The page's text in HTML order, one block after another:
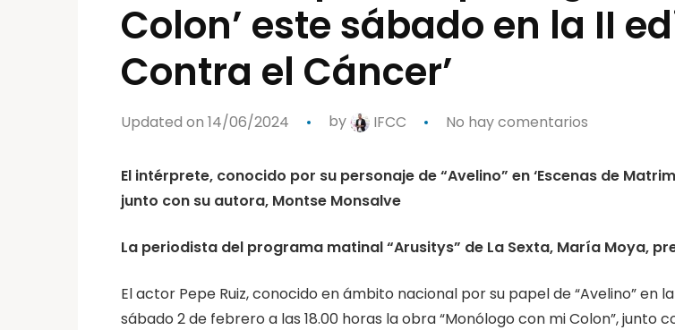
Colon’ este sábado en la II
Contra el Cáncer’
Updated on 14/06/2024 by IFCC No hay comentarios
El intérprete, conocido por su personaje de “Avelino” en ‘Escenas de
junto con su autora, Montse Monsalve
La periodista del programa matinal “Arusitys” de La Sexta, María Moya,
El actor Pepe Ruiz, conocido en ámbito nacional por su papel de “Avelino” en
sábado 2 de febrero a las 18.00 horas la obra “Monólogo con mi Colon”, junto